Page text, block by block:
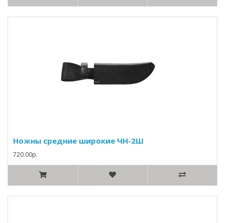
Ножны средние широкие ЧН-2Ш
720.00р.